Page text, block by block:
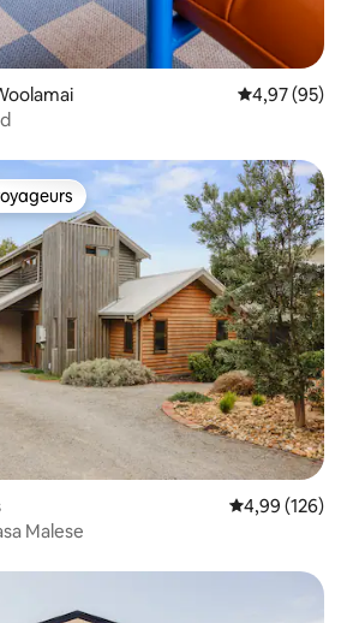
Note
4,97 (95)
parmi les plus aimés
Note
4,99 (126)
Malese